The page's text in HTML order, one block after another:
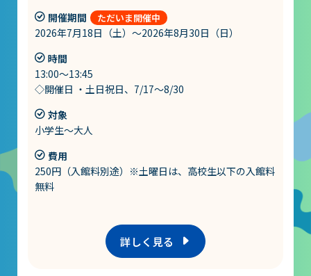
お知らせ
サイトポリシー
プライバシーポリシー
お問い合わせ
動画配信
開催期間
2026年7月18日（土）～2026年8月30日（日）
時間
13:00～13:45
◇開催日 ・土日祝日、7/17～8/30
対象
小学生～大人
費用
250円（入館料別途）※土曜日は、高校生以下の入館料
無料
詳しく見る